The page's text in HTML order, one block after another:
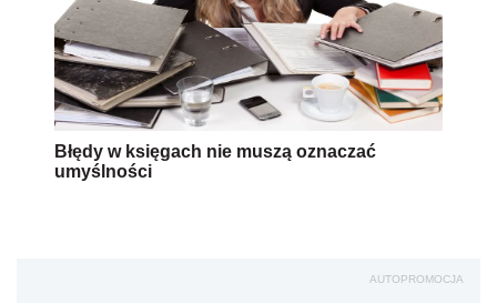
Błędy w księgach nie muszą oznaczać
umyślności
AUTOPROMOCJA